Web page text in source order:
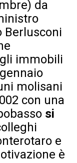
da
Berlusconi
immobili
molisani
con una
si
e
è